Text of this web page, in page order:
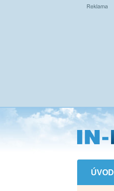
Přejít
na
hlavní
obsah
ÚVOD